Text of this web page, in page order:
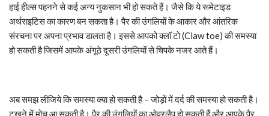
हाई हील्स पहनने से कई अन्य नुकसान भी हो सकते हैं। जैसे कि ये रूमेटाइड
अर्थराइटिस का कारण बन सकता है। पैर की उंगलियों के आकार और आंतरिक
संरचना पर अपना प्रभाव डालता है। इससे आपको क्लॉ टो (Claw toe) की समस्या
हो सकती है जिसमें आपके अंगूठे दूसरी उंगलियों से चिपके नजर आते हैं।
अब समझ लीजिये कि समस्या क्या हो सकती है – जोड़ों में दर्द की समस्या हो सकती है।
टखने में मोच आ सकती है। पैर की उंगलियों का ओवरलैप हो सकती हैं और आपके पैर